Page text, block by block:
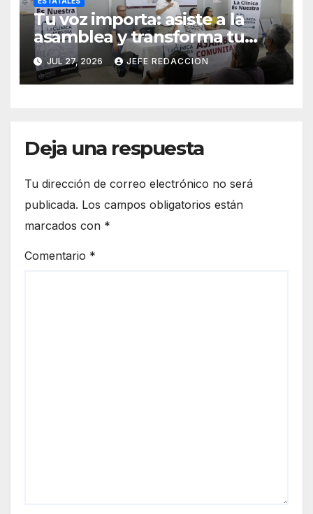
Tu voz importa: asiste a la
asamblea y transforma tu
clínica del IMSS-Bienestar
JUL 27, 2026 JEFE REDACCION
Deja una respuesta
Tu dirección de correo electrónico no será
publicada. Los campos obligatorios están
marcados con *
Comentario *